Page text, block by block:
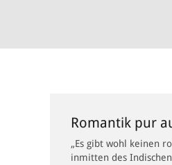
Romantik pur
„Es gibt wohl keinen
inmitten des